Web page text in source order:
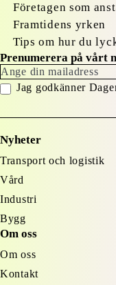
Företagen som
Framtidens yrken
Tips om hur du
Prenumerera på vårt
Jag godkänner
Nyheter
Transport och logistik
Vård
Industri
Bygg
Om oss
Om oss
Kontakt